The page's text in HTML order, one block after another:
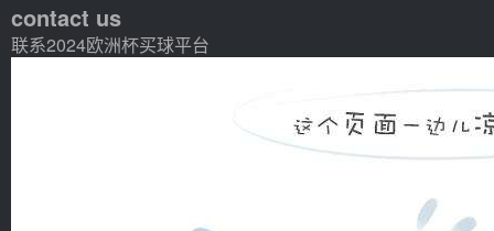
contact us
联系2024欧洲杯买球平台